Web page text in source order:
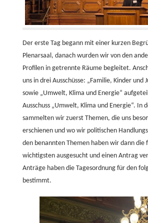
Der erste Tag begann mit einer kurzen
Plenarsaal, danach wurden wir von den
Profilen in getrennte Räume begleitet.
uns in drei Ausschüsse: „Familie, Kinder und
sowie „Umwelt, Klima und Energie“
Ausschuss „Umwelt, Klima und Energie“. In
sammelten wir zuerst Themen, die uns
erschienen und wo wir politischen
den benannten Themen haben wir dann die
wichtigsten ausgesucht und einen Antrag
Anträge haben die Tagesordnung für den
bestimmt.